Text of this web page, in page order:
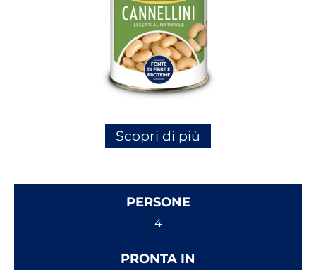
Scopri di più
PERSONE
4
PRONTA IN